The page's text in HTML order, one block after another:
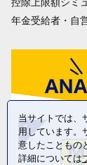
年金受給者・自
当サイトでは、
用しています。
意したこともの
詳細については